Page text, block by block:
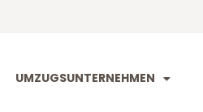
UMZUGSUNTERNEHMEN